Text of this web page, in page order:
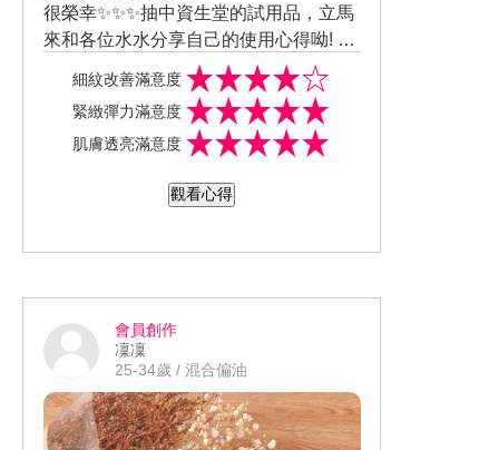
很榮幸✨✨✨抽中資生堂的試用品，立馬
來和各位水水分享自己的使用心得呦! 打
開緊緻霜是散發著一股淡雅的🌷香氣，
聞起來不會刺鼻，質地水潤不黏膩，且
很好推勻推開，吸收也快；由於這款是
屬於較滋潤型的，我會於冬天在來做長
拉提和保濕度很不錯，令人在意的斑點
以趁最近的百貨公司周年慶時入手呦❤️
#資生堂百年抗老科技之大成 #高感度傳
遞科技 #拉提神霜 #全新激抗痕亮采緊緻
我的社群分享如下：https://www.facebo
ok.com/permalink.php?story_fbid=1092
細紋改善滿意度
緊緻彈力滿意度
肌膚透亮滿意度
觀看心得
會員創作
凜凜
25-34歲 / 混合偏油